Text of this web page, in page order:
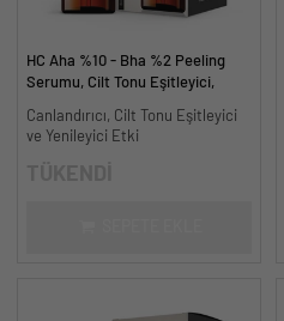
HC Aha %10 - Bha %2 Peeling
Serumu, Cilt Tonu Eşitleyici,
Canlandırıcı, Cilt Tonu Eşitleyici
ve Yenileyici Etki